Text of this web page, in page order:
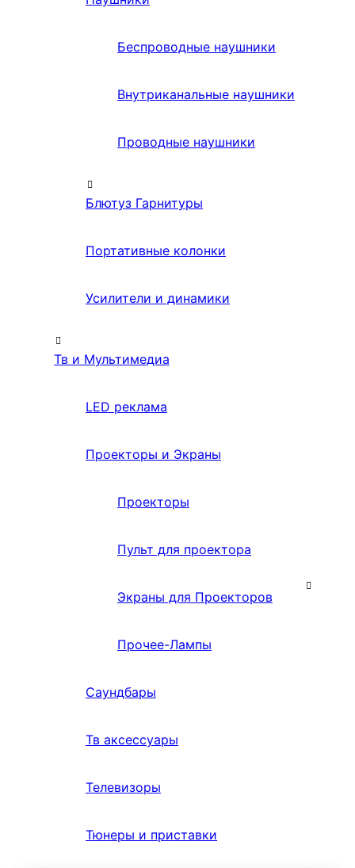
Беспроводные наушники
Внутриканальные наушники
Проводные наушники
Блютуз Гарнитуры
Портативные колонки
Усилители и динамики
Тв и Мультимедиа
LED реклама
Проекторы и Экраны
Проекторы
Пульт для проектора
Экраны для Проекторов
Прочее-Лампы
Саундбары
Тв аксессуары
Телевизоры
Тюнеры и приставки